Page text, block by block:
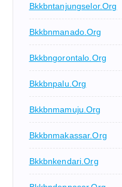
Bkkbntanjungselor.org
Bkkbnmanado.org
Bkkbngorontalo.org
Bkkbnpalu.org
Bkkbnmamuju.org
Bkkbnmakassar.org
Bkkbnkendari.org